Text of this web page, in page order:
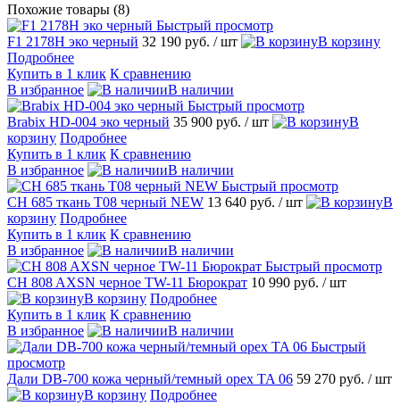
Похожие товары (8)
Быстрый просмотр
F1 2178H эко черный 32 190 руб. / шт
В корзину
Подробнее
Купить в 1 клик К сравнению
В избранное
В наличии
Быстрый просмотр
Brabix HD-004 эко черный 35 900 руб. / шт
В
корзину Подробнее
Купить в 1 клик К сравнению
В избранное
В наличии
Быстрый просмотр
CH 685 ткань Т08 черный NEW 13 640 руб. / шт
В
корзину Подробнее
Купить в 1 клик К сравнению
В избранное
В наличии
Быстрый просмотр
CH 808 AXSN черное TW-11 Бюрократ 10 990 руб. / шт
В корзину Подробнее
Купить в 1 клик К сравнению
В избранное
В наличии
Быстрый
просмотр
Дали DB-700 кожа черный/темный орех TA 06 59 270 руб. / шт
В корзину Подробнее